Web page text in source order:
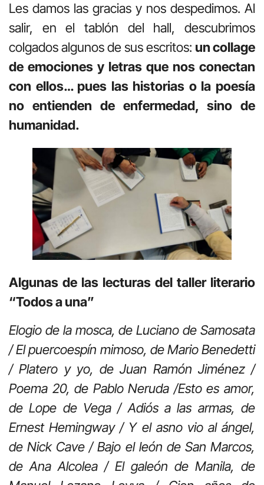
Les damos las gracias y nos despedimos. Al
salir, en el tablón del hall, descubrimos
colgados algunos de sus escritos: un collage
de emociones y letras que nos conectan
con ellos… pues las historias o la poesía
no entienden de enfermedad, sino de
humanidad.
Algunas de las lecturas del taller literario
“Todos a una”
Elogio de la mosca, de Luciano de Samosata
/ El puercoespín mimoso, de Mario Benedetti
/ Platero y yo, de Juan Ramón Jiménez /
Poema 20, de Pablo Neruda /Esto es amor,
de Lope de Vega / Adiós a las armas, de
Ernest Hemingway / Y el asno vio al ángel,
de Nick Cave / Bajo el león de San Marcos,
de Ana Alcolea / El galeón de Manila, de